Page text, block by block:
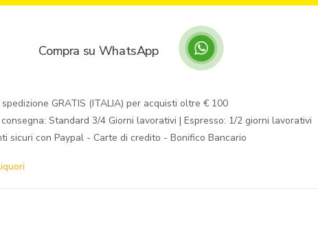
Compra su WhatsApp
GRATIS (ITALIA) per acquisti oltre € 100
Standard 3/4 Giorni lavorativi | Espresso: 1/2 giorni lavorativi
sicuri con Paypal - Carte di credito - Bonifico Bancario